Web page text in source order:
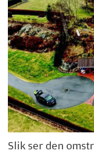
Slik ser den